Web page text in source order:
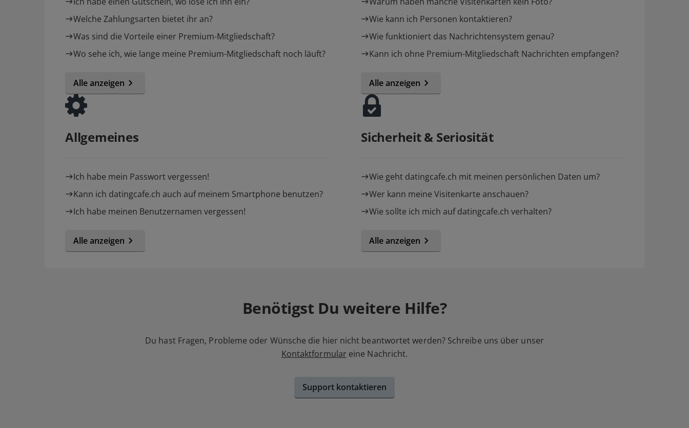
Welche Zahlungsarten bietet ihr an?
Was sind die Vorteile einer Premium-Mitgliedschaft?
Wo sehe ich, wie lange meine Premium-Mitgliedschaft noch läuft?
Alle anzeigen
Wie kann ich Personen kontaktieren?
Wie funktioniert das Nachrichtensystem genau?
Kann ich ohne Premium-Mitgliedschaft Nachrichten empfangen?
Alle anzeigen
Allgemeines
Ich habe mein Passwort vergessen!
Kann ich datingcafe.ch auch auf meinem Smartphone benutzen?
Ich habe meinen Benutzernamen vergessen!
Alle anzeigen
Sicherheit & Seriosität
Wie geht datingcafe.ch mit meinen persönlichen Daten um?
Wer kann meine Visitenkarte anschauen?
Wie sollte ich mich auf datingcafe.ch verhalten?
Alle anzeigen
Benötigst Du weitere Hilfe?
Du hast Fragen, Probleme oder Wünsche die hier nicht beantwortet werden? Schreibe uns über unser
Kontaktformular eine Nachricht.
Support kontaktieren